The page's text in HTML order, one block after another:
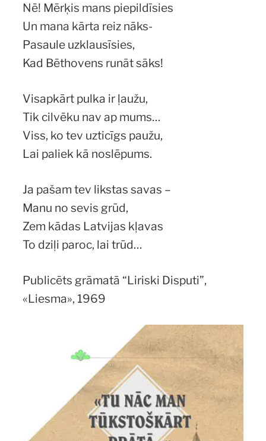
Nē! Mērķis mans piepildīsies
Un mana kārta reiz nāks-
Pasaule uzklausīsies,
Kad Bēthovens runāt sāks!
Visapkārt pulka ir ļaužu,
Tik cilvēku nav ap mums…
Viss, ko tev uzticīgs paužu,
Lai paliek kā noslēpums.
Ja pašam tev likstas savas –
Manu no sevis grūd,
Zem kādas Latvijas kļavas
To dziļi paroc, lai trūd…
Publicēts grāmatā “Liriski Disputi”,
«Liesma», 1969